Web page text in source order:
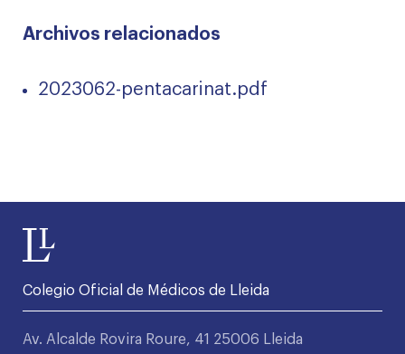
Archivos relacionados
2023062-pentacarinat.pdf
Colegio Oficial de Médicos de Lleida
Av. Alcalde Rovira Roure, 41 25006 Lleida